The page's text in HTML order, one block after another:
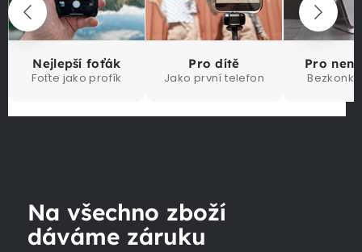
Nejlepší foťák
Foťte jako profík
Pro dítě
Jako první telefon
Pro
Na všechno zboží
dáváme záruku